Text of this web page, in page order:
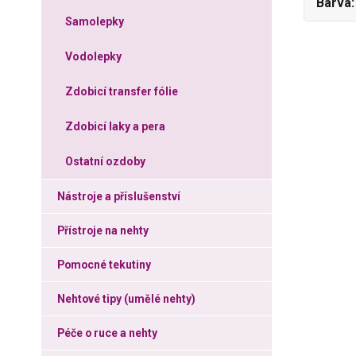
Samolepky
Vodolepky
Zdobicí transfer fólie
Zdobicí laky a pera
Ostatní ozdoby
Nástroje a příslušenství
Přístroje na nehty
Pomocné tekutiny
Nehtové tipy (umělé nehty)
Péče o ruce a nehty